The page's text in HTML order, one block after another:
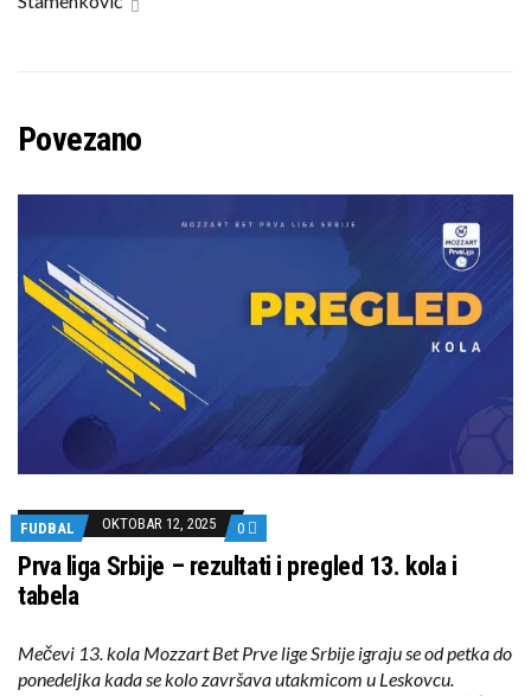
Povezano
FUDBAL OKTOBAR 12, 2025 0
Prva liga Srbije – rezultati i pregled 13. kola i
tabela
Mečevi 13. kola Mozzart Bet Prve lige Srbije igraju se od petka do
ponedeljka kada se kolo završava utakmicom u Leskovcu.